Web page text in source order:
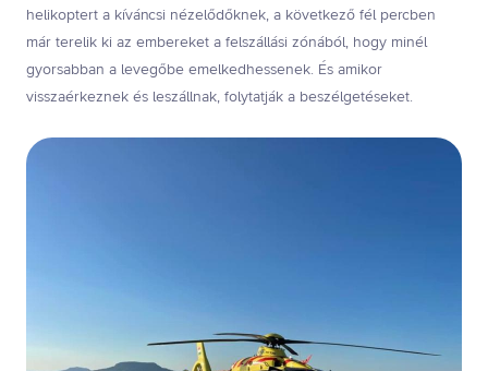
helikoptert a kíváncsi nézelődőknek, a következő fél percben
már terelik ki az embereket a felszállási zónából, hogy minél
gyorsabban a levegőbe emelkedhessenek. És amikor
visszaérkeznek és leszállnak, folytatják a beszélgetéseket.